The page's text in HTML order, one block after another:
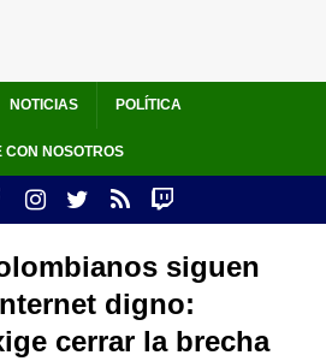
NOTICIAS POLÍTICA
CON NOSOTROS
siguen
digno:
cerrar la brecha